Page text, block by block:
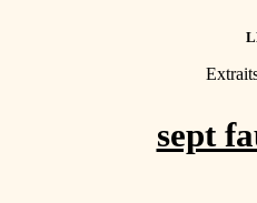
sept